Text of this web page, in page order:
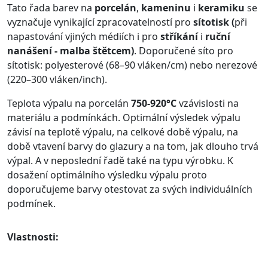
Tato řada barev na porcelán, kameninu i keramiku se
vyznačuje vynikající zpracovatelností pro sítotisk (při
napastování vjiných médiích i pro stříkáníi ruční
nanášení - malba štětcem). Doporučené síto pro
sítotisk: polyesterové (68–90 vláken/cm) nebo nerezové
(220–300 vláken/inch).
Teplota výpalu na porcelán 750-920°Cvzávislosti na
materiálu a podmínkách. Optimální výsledek výpalu
závisí na teplotě výpalu, na celkové době výpalu, na
době vtavení barvy do glazury a na tom, jak dlouho trvá
výpal. A v neposlední řadě také na typu výrobku. K
dosažení optimálního výsledku výpalu proto
doporučujeme barvy otestovat za svých individuálních
podmínek.
Vlastnosti: